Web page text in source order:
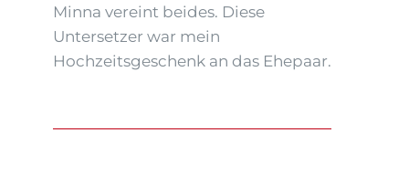
Minna vereint beides. Diese
Untersetzer war mein
Hochzeitsgeschenk an das Ehepaar.